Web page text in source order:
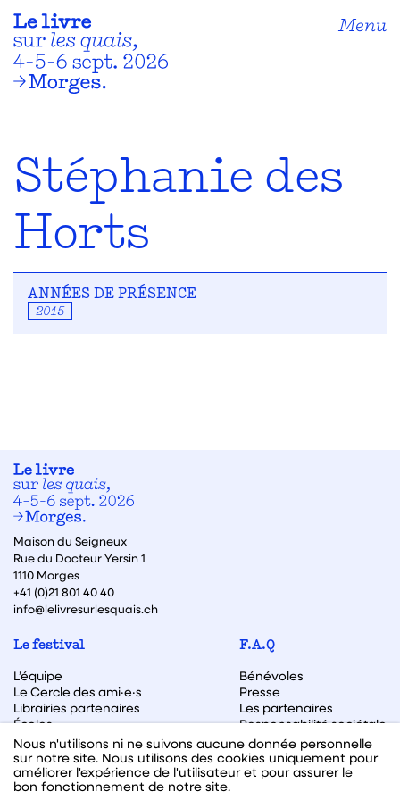
Menu
Stéphanie des
Horts
ANNÉES DE PRÉSENCE
2015
Maison du Seigneux
Rue du Docteur Yersin 1
1110 Morges
+41 (0)21 801 40 40
info@lelivresurlesquais.ch
Le festival
L’équipe
Le Cercle des ami·e·s
Librairies partenaires
Écoles
F.A.Q
Bénévoles
Presse
Les partenaires
Responsabilité sociétale
Archive des éditions
Archive des autrices et auteurs
Nous n'utilisons ni ne suivons aucune donnée personnelle
sur notre site. Nous utilisons des cookies uniquement pour
améliorer l'expérience de l'utilisateur et pour assurer le
bon fonctionnement de notre site.